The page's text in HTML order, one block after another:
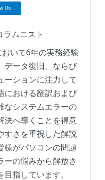
Us
ラムニスト
いて6年の実務経験
データ復旧、ならび
ーションに注力して
における翻訳および
なシステムエラーの
決へ導くことを得意
すさを重視した解説
様がパソコンの問題
ーの悩みから解放さ
指しています。